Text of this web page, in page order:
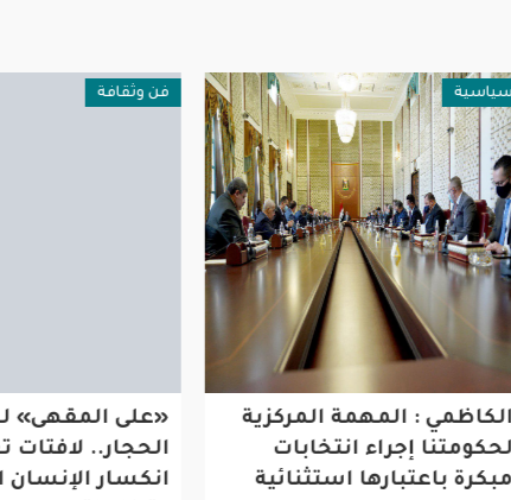
: المهمة المركزية
إجراء انتخابات
باعتبارها استثنائية
فن وثقافة
«على المقهى»
الحجار.. لافتات
انكسار الإنسان